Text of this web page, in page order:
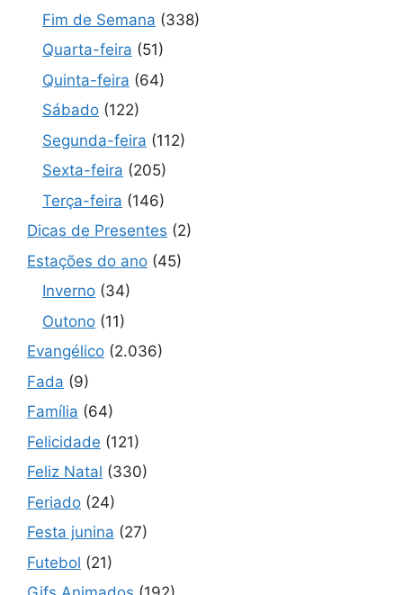
Fim de Semana (338)
Quarta-feira (51)
Quinta-feira (64)
Sábado (122)
Segunda-feira (112)
Sexta-feira (205)
Terça-feira (146)
Dicas de Presentes (2)
Estações do ano (45)
Inverno (34)
Outono (11)
Evangélico (2.036)
Fada (9)
Família (64)
Felicidade (121)
Feliz Natal (330)
Feriado (24)
Festa junina (27)
Futebol (21)